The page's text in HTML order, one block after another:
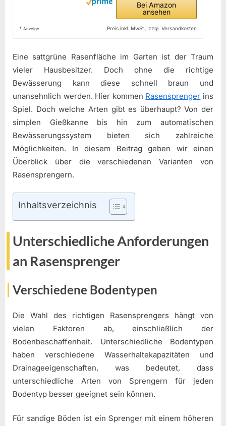
Bei Amazon
ansehen
* Anzeige Preis inkl. MwSt., zzgl. Versandkosten
Eine sattgrüne Rasenfläche im Garten ist der Traum
vieler Hausbesitzer. Doch ohne die richtige
Bewässerung kann diese schnell braun und
unansehnlich werden. Hier kommen Rasensprenger ins
Spiel. Doch welche Arten gibt es überhaupt? Von der
simplen Gießkanne bis hin zum automatischen
Bewässerungssystem bieten sich zahlreiche
Möglichkeiten. In diesem Beitrag geben wir einen
Überblick über die verschiedenen Varianten von
Rasensprengern.
Inhaltsverzeichnis
Unterschiedliche Anforderungen
an Rasensprenger
Verschiedene Bodentypen
Die Wahl des richtigen Rasensprengers hängt von
vielen Faktoren ab, einschließlich der
Bodenbeschaffenheit. Unterschiedliche Bodentypen
haben verschiedene Wasserhaltekapazitäten und
Drainageeigenschaften, was bedeutet, dass
unterschiedliche Arten von Sprengern für jeden
Bodentyp besser geeignet sein können.
Für sandige Böden ist ein Sprenger mit einem höheren